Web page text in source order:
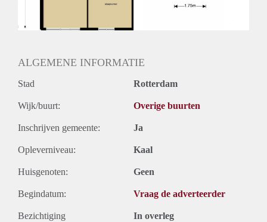
ALGEMENE INFORMATIE
Stad Rotterdam
Wijk/buurt: Overige buurten
Inschrijven gemeente: Ja
Opleverniveau: Kaal
Huisgenoten: Geen
Begindatum: Vraag de adverteerder
Bezichtiging In overleg